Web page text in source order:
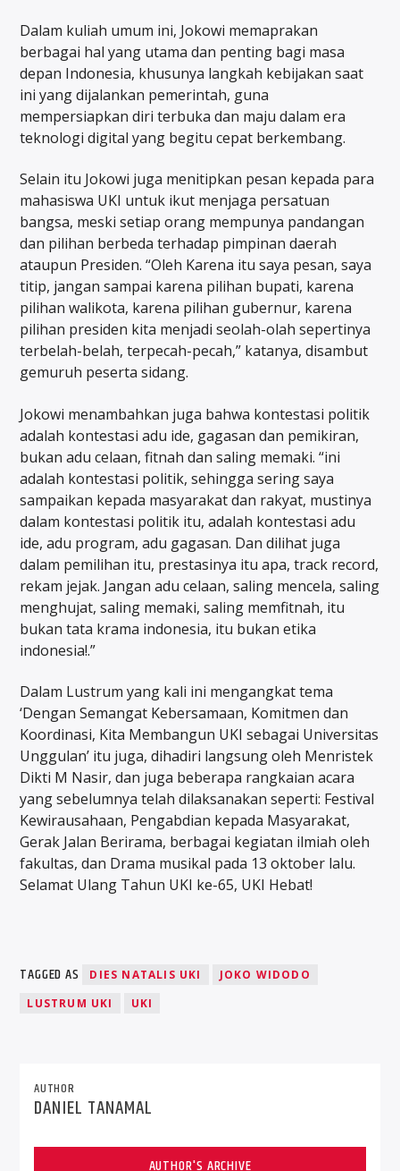
Dalam kuliah umum ini, Jokowi memaprakan
berbagai hal yang utama dan penting bagi masa
depan Indonesia, khusunya langkah kebijakan saat
ini yang dijalankan pemerintah, guna
mempersiapkan diri terbuka dan maju dalam era
teknologi digital yang begitu cepat berkembang.
Selain itu Jokowi juga menitipkan pesan kepada para
mahasiswa UKI untuk ikut menjaga persatuan
bangsa, meski setiap orang mempunya pandangan
dan pilihan berbeda terhadap pimpinan daerah
ataupun Presiden. “Oleh Karena itu saya pesan, saya
titip, jangan sampai karena pilihan bupati, karena
pilihan walikota, karena pilihan gubernur, karena
pilihan presiden kita menjadi seolah-olah sepertinya
terbelah-belah, terpecah-pecah,” katanya, disambut
gemuruh peserta sidang.
Jokowi menambahkan juga bahwa kontestasi politik
adalah kontestasi adu ide, gagasan dan pemikiran,
bukan adu celaan, fitnah dan saling memaki. “ini
adalah kontestasi politik, sehingga sering saya
sampaikan kepada masyarakat dan rakyat, mustinya
dalam kontestasi politik itu, adalah kontestasi adu
ide, adu program, adu gagasan. Dan dilihat juga
dalam pemilihan itu, prestasinya itu apa, track record,
rekam jejak. Jangan adu celaan, saling mencela, saling
menghujat, saling memaki, saling memfitnah, itu
bukan tata krama indonesia, itu bukan etika
indonesia!.”
Dalam Lustrum yang kali ini mengangkat tema
‘Dengan Semangat Kebersamaan, Komitmen dan
Koordinasi, Kita Membangun UKI sebagai Universitas
Unggulan’ itu juga, dihadiri langsung oleh Menristek
Dikti M Nasir, dan juga beberapa rangkaian acara
yang sebelumnya telah dilaksanakan seperti: Festival
Kewirausahaan, Pengabdian kepada Masyarakat,
Gerak Jalan Berirama, berbagai kegiatan ilmiah oleh
fakultas, dan Drama musikal pada 13 oktober lalu.
Selamat Ulang Tahun UKI ke-65, UKI Hebat!
TAGGED AS DIES NATALIS UKI
JOKO WIDODO
LUSTRUM UKI
UKI
AUTHOR
DANIEL TANAMAL
AUTHOR'S ARCHIVE